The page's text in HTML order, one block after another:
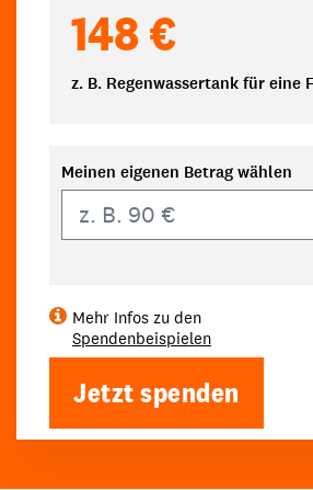
148 €
z. B. Regenwassertank für eine
Meinen eigenen Betrag wählen
Mehr Infos zu den
Spendenbeispielen
Jetzt spenden